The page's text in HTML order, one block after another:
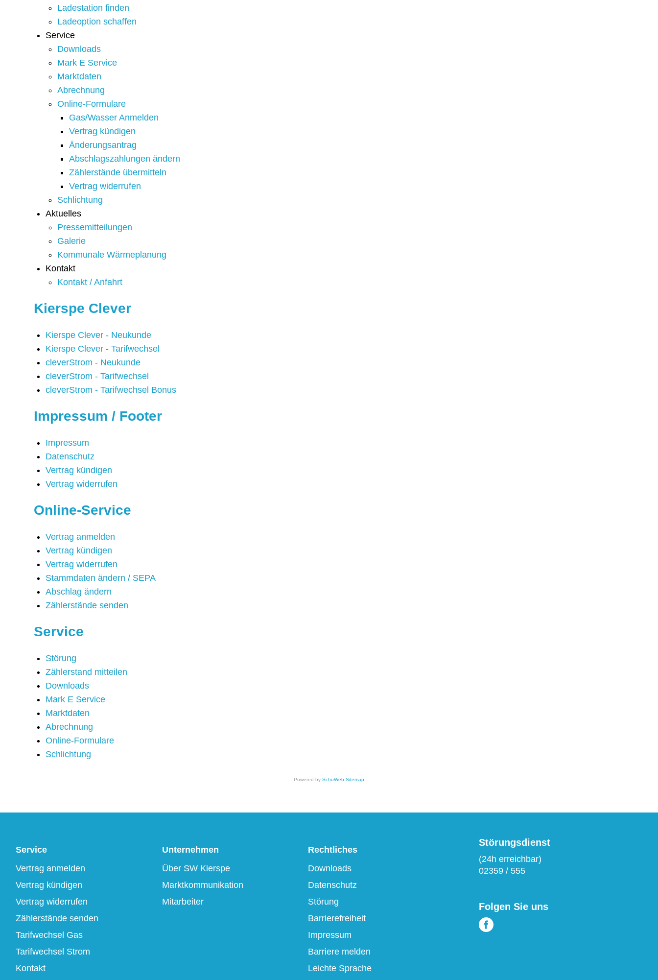
Ladestation finden
Ladeoption schaffen
Service
Downloads
Mark E Service
Marktdaten
Abrechnung
Online-Formulare
Gas/Wasser Anmelden
Vertrag kündigen
Änderungsantrag
Abschlagszahlungen ändern
Zählerstände übermitteln
Vertrag widerrufen
Schlichtung
Aktuelles
Pressemitteilungen
Galerie
Kommunale Wärmeplanung
Kontakt
Kontakt / Anfahrt
Kierspe Clever
Kierspe Clever - Neukunde
Kierspe Clever - Tarifwechsel
cleverStrom - Neukunde
cleverStrom - Tarifwechsel
cleverStrom - Tarifwechsel Bonus
Impressum / Footer
Impressum
Datenschutz
Vertrag kündigen
Vertrag widerrufen
Online-Service
Vertrag anmelden
Vertrag kündigen
Vertrag widerrufen
Stammdaten ändern / SEPA
Abschlag ändern
Zählerstände senden
Service
Störung
Zählerstand mitteilen
Downloads
Mark E Service
Marktdaten
Abrechnung
Online-Formulare
Schlichtung
Powered by SchuWeb Sitemap
Service
Vertrag anmelden
Vertrag kündigen
Vertrag widerrufen
Zählerstände senden
Tarifwechsel Gas
Tarifwechsel Strom
Kontakt
Unternehmen
Über SW Kierspe
Marktkommunikation
Mitarbeiter
Rechtliches
Downloads
Datenschutz
Störung
Barrierefreiheit
Impressum
Barriere melden
Leichte Sprache
Störungsdienst
(24h erreichbar)
02359 / 555
Folgen Sie uns